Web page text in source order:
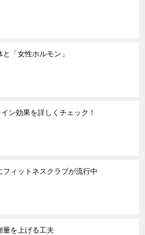
「女性ホルモン」
ン効果を詳しくチェック！
フィットネスクラブが流行中
量を上げる工夫